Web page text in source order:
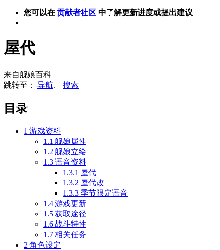
您可以在 贡献者社区 中了解更新进度或提出建议
屋代
来自舰娘百科
跳转至： 导航 搜索
目录
1 游戏资料
1.1 舰娘属性
1.2 舰娘立绘
1.3 语音资料
1.3.1 屋代
1.3.2 屋代改
1.3.3 季节限定语音
1.4 游戏更新
1.5 获取途径
1.6 战斗特性
1.7 相关任务
2 角色设定